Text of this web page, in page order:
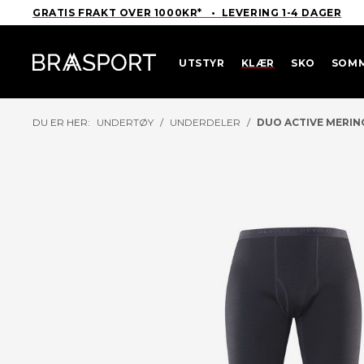
GRATIS FRAKT OVER 1000KR* • LEVERING 1-4 DAGER
UTSTYR KLÆR SKO
DU ER HER: UNDERTØY / UNDERDELER / DUO ACTIVE